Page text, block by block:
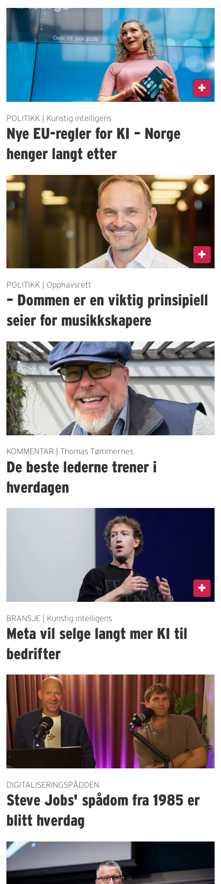
POLITIKK | Kunstig intelligens
Nye EU-regler for KI – Norge
henger langt etter
POLITIKK | Opphavsrett
– Dommen er en viktig prinsipiell
seier for musikkskapere
KOMMENTAR | Thomas Tømmernes
De beste lederne trener i
hverdagen
BRANSJE | Kunstig intelligens
Meta vil selge langt mer KI til
bedrifter
DIGITALISERINGSPÅDDEN
Steve Jobs' spådom fra 1985 er
blitt hverdag